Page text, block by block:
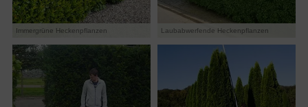
Laubabwerfende Heckenpflanzen
Immergrüne Heckenpflanzen